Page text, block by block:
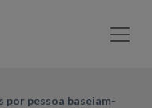
por pessoa baseiam-